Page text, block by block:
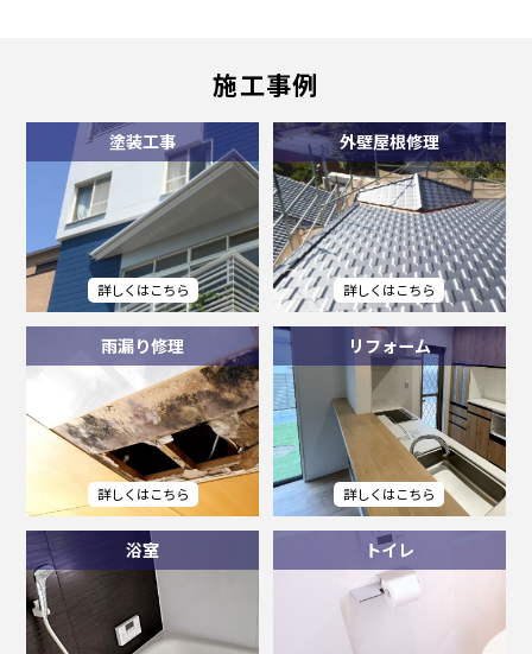
施工事例
塗装工事 外壁屋根修理
雨漏り修理 リフォーム
浴室 トイレ